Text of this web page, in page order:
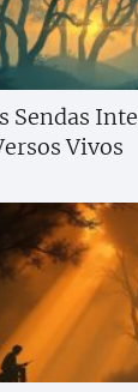
Sendas
Vivos